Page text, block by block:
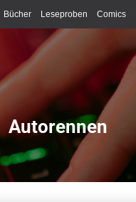
Bücher Leseproben Comics
Schreiben
Autorennen